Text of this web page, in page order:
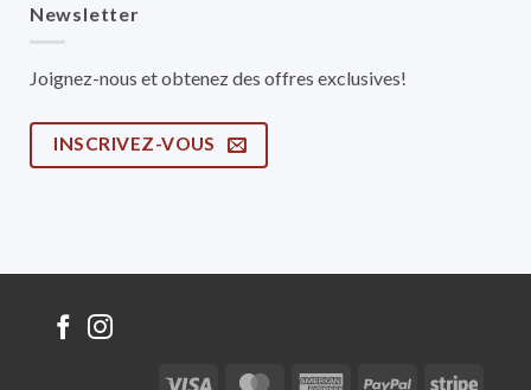
Newsletter
Joignez-nous et obtenez des offres exclusives!
INSCRIVEZ-VOUS
Visa MasterCardAmericanPayPal Stripe